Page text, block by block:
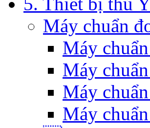
Máy chuẩn
Máy
Máy
Máy
Máy